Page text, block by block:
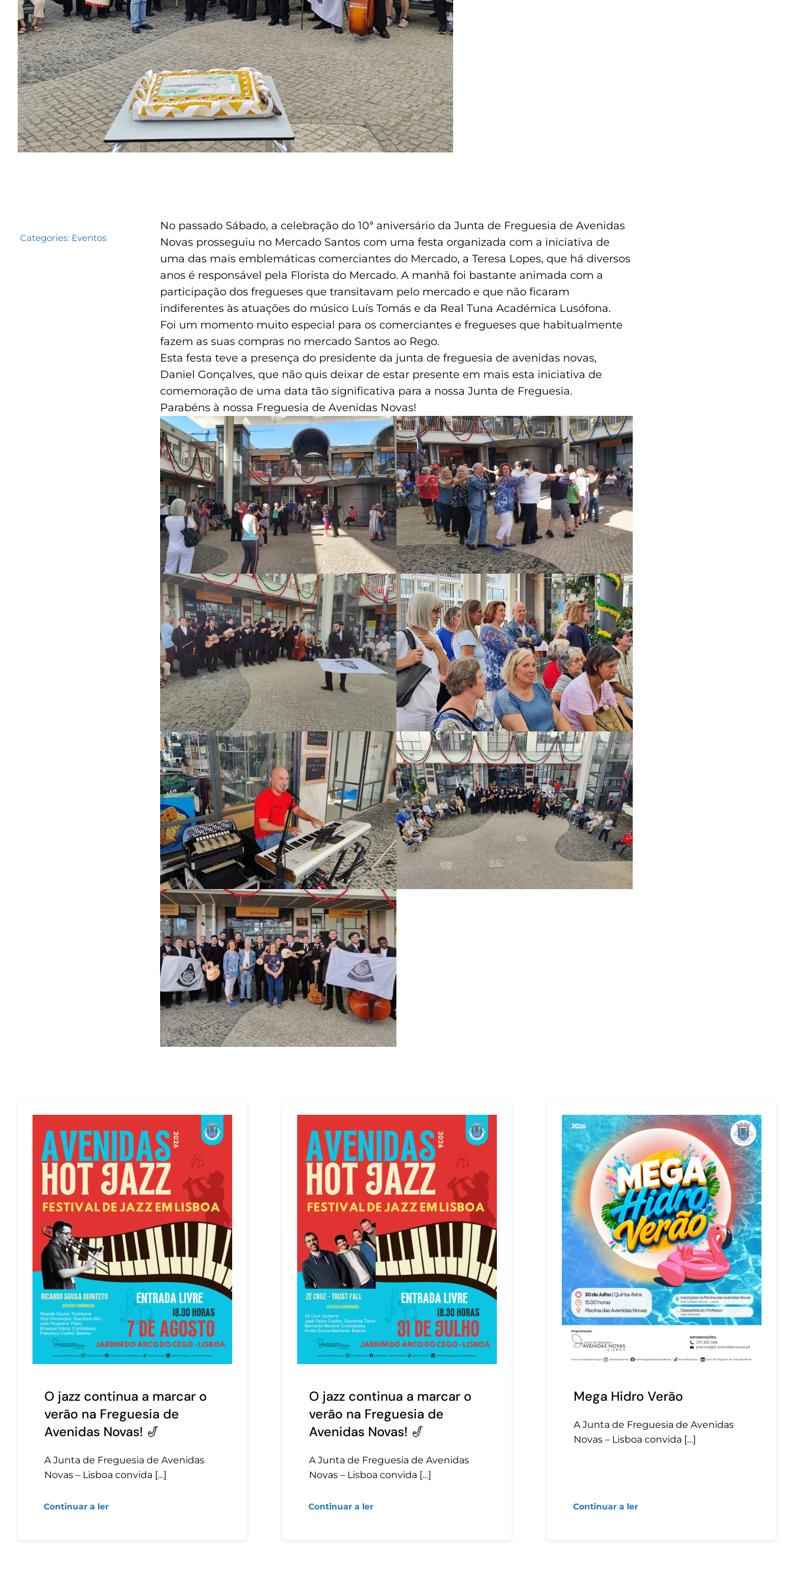
Categories: Eventos
No passado Sábado, a celebração do 10ª aniversário da Junta de Freguesia de Avenidas
Novas prosseguiu no Mercado Santos com uma festa organizada com a iniciativa de
uma das mais emblemáticas comerciantes do Mercado, a Teresa Lopes, que há diversos
anos é responsável pela Florista do Mercado. A manhã foi bastante animada com a
participação dos fregueses que transitavam pelo mercado e que não ficaram
indiferentes às atuações do músico Luís Tomás e da Real Tuna Académica Lusófona.
Foi um momento muito especial para os comerciantes e fregueses que habitualmente
fazem as suas compras no mercado Santos ao Rego.
Esta festa teve a presença do presidente da junta de freguesia de avenidas novas,
Daniel Gonçalves, que não quis deixar de estar presente em mais esta iniciativa de
comemoração de uma data tão significativa para a nossa Junta de Freguesia.
Parabéns à nossa Freguesia de Avenidas Novas!
O jazz continua a marcar o
verão na Freguesia de
Avenidas Novas! 🎷
A Junta de Freguesia de Avenidas
Novas – Lisboa convida […]
Continuar a ler
O jazz continua a marcar o
verão na Freguesia de
Avenidas Novas! 🎷
A Junta de Freguesia de Avenidas
Novas – Lisboa convida […]
Continuar a ler
Mega Hidro Verão
A Junta de Freguesia de Avenidas
Novas – Lisboa convida […]
Continuar a ler